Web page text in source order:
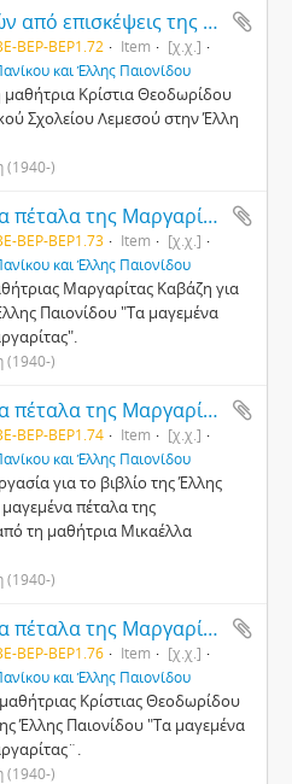
Έργα παιδιών από επισκέψεις της Έλλης Παιονίδου σε σχολεία
ΒΕP-BEP1.72 Item
[χ.χ.]
και Έλλης Παιονίδου
Κρίστια Θεοδωρίδου
Σχολείου Λεμεσού στην Έλλη
(1940-)
Τα μαγεμένα πέταλα της Μαργαρίτας
ΒΕP-BEP1.73 Item
[χ.χ.]
και Έλλης Παιονίδου
Μαργαρίτας Καβάζη για
Παιονίδου "Τα μαγεμένα
(1940-)
Τα μαγεμένα πέταλα της Μαργαρίτας
ΒΕP-BEP1.74 Item
[χ.χ.]
και Έλλης Παιονίδου
για το βιβλίο της Έλλης
πέταλα της
τη μαθήτρια Μικαέλλα
(1940-)
Τα μαγεμένα πέταλα της Μαργαρίτας
ΒΕP-BEP1.76 Item
[χ.χ.]
και Έλλης Παιονίδου
Κρίστιας Θεοδωρίδου
Έλλης Παιονίδου "Τα μαγεμένα
(1940-)